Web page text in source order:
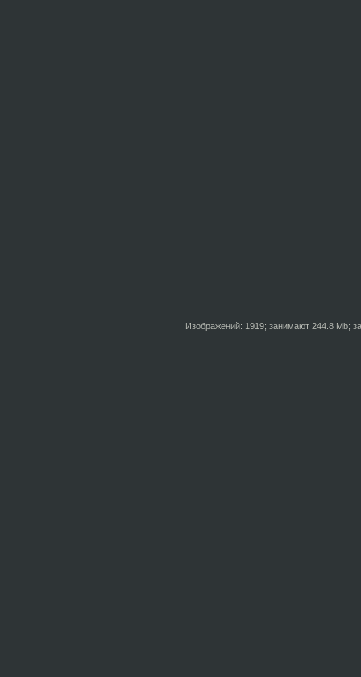
Изображений: 1919; занимают 244.8 Mb;